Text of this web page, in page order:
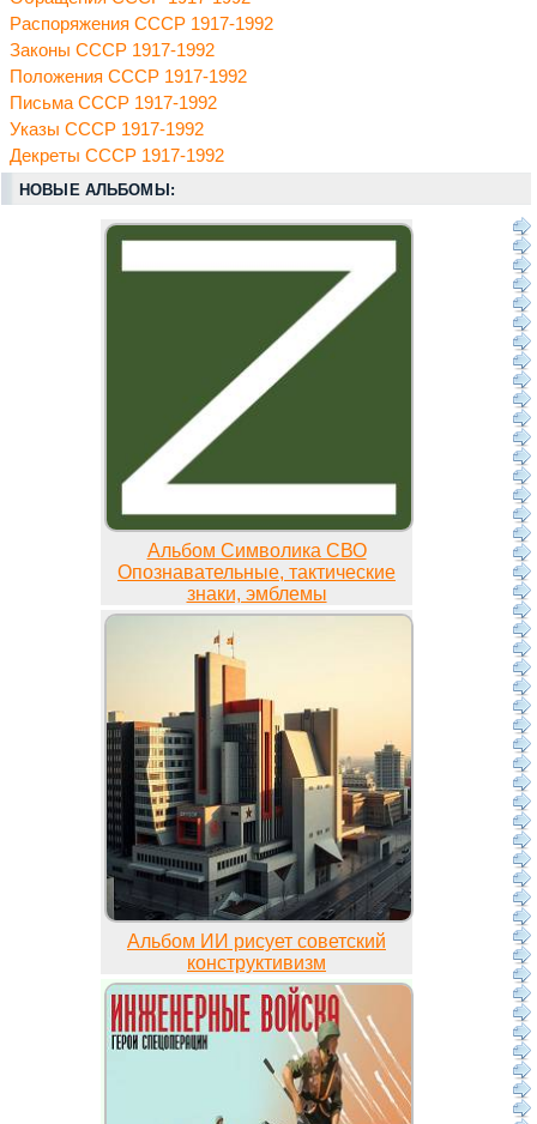
Распоряжения СССР 1917-1992
Законы СССР 1917-1992
Положения СССР 1917-1992
Письма СССР 1917-1992
Указы СССР 1917-1992
Декреты СССР 1917-1992
НОВЫЕ АЛЬБОМЫ:
Альбом Символика СВО
Опознавательные, тактические
знаки, эмблемы
Альбом ИИ рисует советский
конструктивизм